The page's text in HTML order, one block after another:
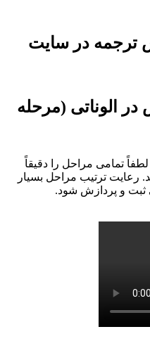
ترجمه در سایت
الوناتی (مرحله
تمامی مراحل را دقیقاً
رعایت ترتیب مراحل بسیار
و پردازش شود.